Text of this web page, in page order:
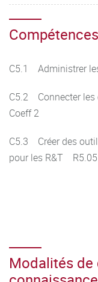
C5.1 Administrer
C5.2 Connecter les
Coeff 2
C5.3 Créer des
pour les R&T
Modalités